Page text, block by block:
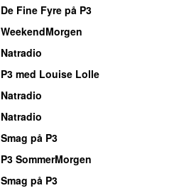
De Fine Fyre på P3
WeekendMorgen
Natradio
P3 med Louise Lolle
Natradio
Natradio
Smag på P3
P3 SommerMorgen
Smag på P3